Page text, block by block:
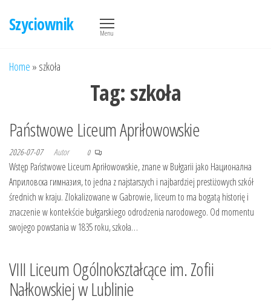
Szyciownik Menu
Home » szkoła
Tag: szkoła
Państwowe Liceum Apriłowowskie
2026-07-07 Autor 0
Wstęp Państwowe Liceum Apriłowowskie, znane w Bułgarii jako Национална
Априловска гимназия, to jedna z najstarszych i najbardziej prestiżowych szkół
średnich w kraju. Zlokalizowane w Gabrowie, liceum to ma bogatą historię i
znaczenie w kontekście bułgarskiego odrodzenia narodowego. Od momentu
swojego powstania w 1835 roku, szkoła…
VIII Liceum Ogólnokształcące im. Zofii
Nałkowskiej w Lublinie